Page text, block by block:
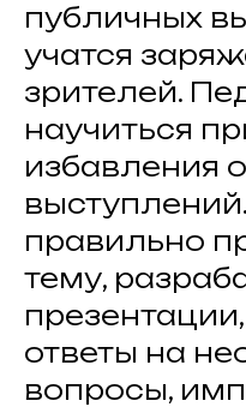
публичных
учатся
зрителей.
научиться
избавления
правильно
тему,
ответы на
вопросы,